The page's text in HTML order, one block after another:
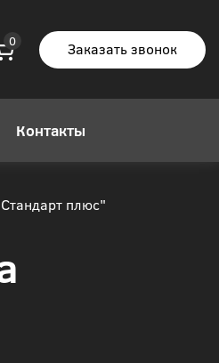
Заказать звонок
Контакты
плюс"